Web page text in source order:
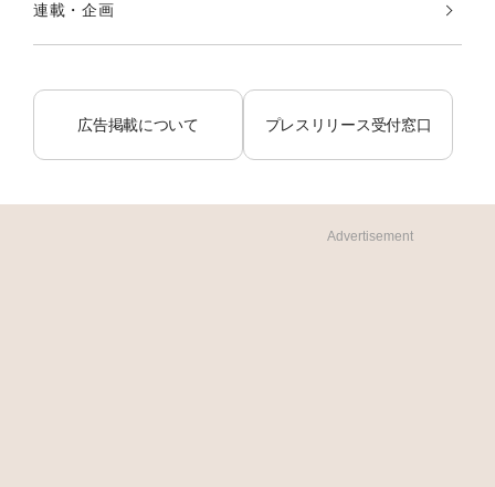
連載・企画
広告掲載について プレスリリース受付窓口
Advertisement